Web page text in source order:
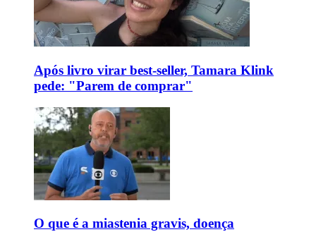
Após livro virar best-seller, Tamara Klink
pede: "Parem de comprar"
O que é a miastenia gravis, doença